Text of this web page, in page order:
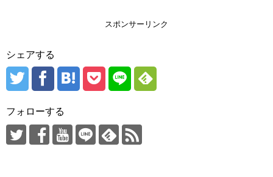
スポンサーリンク
シェアする
フォローする